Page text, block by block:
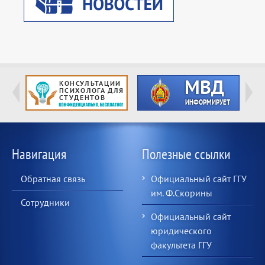
Навигация
Обратная связь
Сотрудники
Полезные ссылки
Официальный сайт ГГУ
им. Ф.Скорины
Официальный сайт
юридического
факультета ГГУ